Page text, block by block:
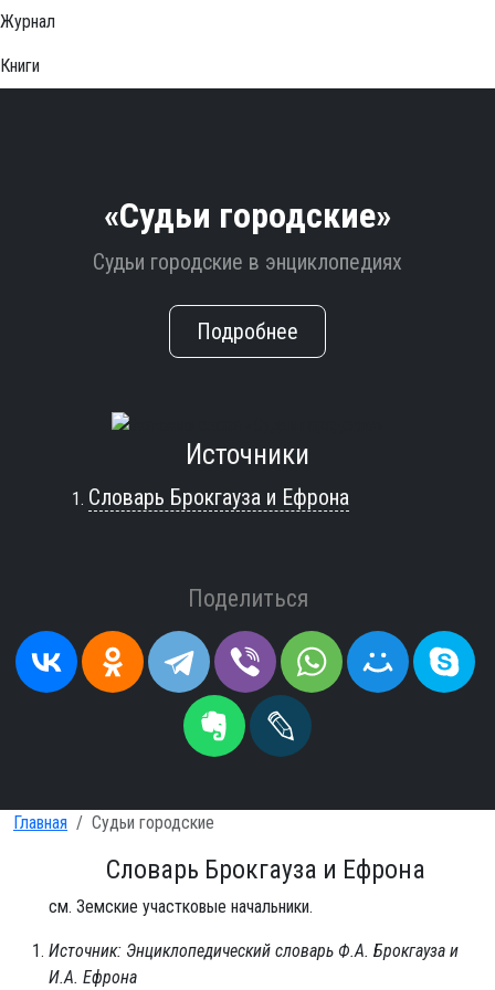
Журнал
Книги
«Судьи городские»
Судьи городские в энциклопедиях
Подробнее
Источники
Словарь Брокгауза и Ефрона
Поделиться
Главная Судьи городские
Словарь Брокгауза и Ефрона
см. Земские участковые начальники.
Источник: Энциклопедический словарь Ф.А. Брокгауза и
И.А. Ефрона